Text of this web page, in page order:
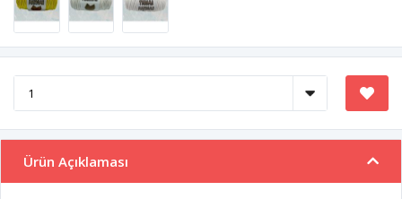
Ürün Açıklaması